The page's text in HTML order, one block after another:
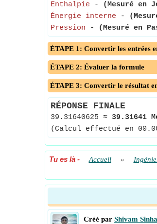
Enthalpie - (Mesuré en
Énergie interne -
Pression - (Mesuré en
ÉTAPE 1: Convertir les entrées
ÉTAPE 2: Évaluer la formule
ÉTAPE 3: Convertir le résultat
RÉPONSE FINALE
39.31640625 ≈ 39.31641
(Calcul effectué en
Tu es là- Accueil »
Créé par Shivam Sinha